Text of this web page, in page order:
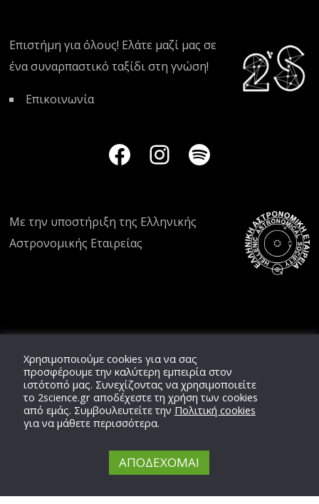
Επιστήμη για όλους! Ελάτε μαζί μας σε
ένα συναρπαστικό ταξίδι στη γνώση!
Επικοινωνία
Με την υποστήριξη της Ελληνικής
Αστρονομικής Εταιρείας
Χρησιμοποιούμε cookies για να σας
προσφέρουμε την καλύτερη εμπειρία στον
ιστότοπό μας. Συνεχίζοντας να χρησιμοποιείτε
το 2science.grαποδέχεστε τη χρήση των cookies
από εμάς. Συμβουλευτείτε την Πολιτική cookies
για να μάθετε περισσότερα.
ΑΠΟΔΕΧΟΜΑΙ